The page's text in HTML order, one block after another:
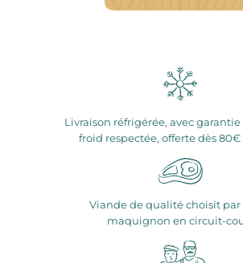
Livraison réfrigérée, avec
froid respectée, offerte dès 80€
Viande de qualité choisit par
maquignon en circuit-